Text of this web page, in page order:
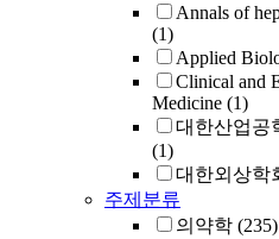
Annals of
(1)
Applied
Clinical and
Medicine (1)
대한산업공
(1)
대한외상학
주제분류
의약학 (235)